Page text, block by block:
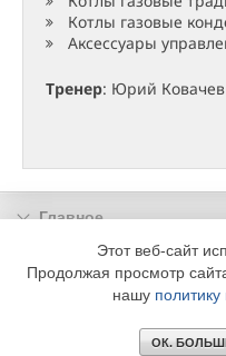
Котлы газовые
Аксессуары
Тренер: Юрий Ковачев
Главное
Подписка
Информация
© 2002 - 2026 OOO
Этот веб-сайт
Продолжая просмотр
нашу
ОК.